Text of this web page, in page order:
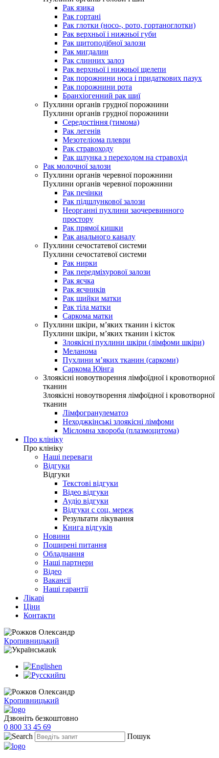
Рак язика
Рак гортані
Рак глотки (носо-, рото, гортаноглотки)
Рак верхньої і нижньої губи
Рак щитоподібної залози
Рак мигдалин
Рак слинних залоз
Рак верхньої і нижньої щелепи
Рак порожнини носа і придаткових пазух
Рак порожнини рота
Бранхіогенний рак шиї
Пухлини органів грудної порожнини
Пухлини органів грудної порожнини
Середостіння (тимома)
Рак легенів
Мезотеліома плеври
Рак стравоходу
Рак шлунка з переходом на стравохід
Рак молочної залози
Пухлини органів черевної порожнини
Пухлини органів черевної порожнини
Рак печінки
Рак підшлункової залози
Неорганні пухлини заочеревинного
простору
Рак прямої кишки
Рак анального каналу
Пухлини сечостатевої системи
Пухлини сечостатевої системи
Рак нирки
Рак передміхурової залози
Рак яєчка
Рак яєчників
Рак шийки матки
Рак тіла матки
Саркома матки
Пухлини шкіри, м’яких тканин і кісток
Пухлини шкіри, м’яких тканин і кісток
Злоякісні пухлини шкіри (лімфоми шкіри)
Меланома
Пухлини м’яких тканин (саркоми)
Саркома Юінга
Злоякісні новоутворення лімфоїдної і кровотворної
тканин
Злоякісні новоутворення лімфоїдної і кровотворної
тканин
Лімфогранулематоз
Неходжкінські злоякісні лімфоми
Мієломна хвороба (плазмоцитома)
Про клініку
Про клініку
Наші переваги
Відгуки
Відгуки
Текстові відгуки
Відео відгуки
Аудіо відгуки
Відгуки с соц. мереж
Результати лікування
Книга відгуків
Новини
Поширені питання
Обладнання
Наші партнери
Відео
Вакансії
Наші гарантії
Лікарі
Ціни
Контакти
Кропивницький
uk
en
ru
Кропивницький
Дзвоніть безкоштовно
0 800 33 45 69
Пошук